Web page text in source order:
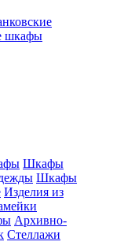
шкафы
Шкафы
Шкафы
Изделия из
Архивно-
Стеллажи